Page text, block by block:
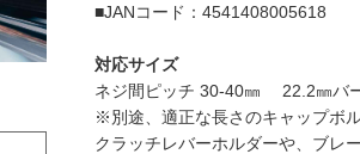
■JANコード：4541408005618
対応サイズ
ネジ間ピッチ 30-40㎜ 22.2㎜バ
※別途、適正な長さのキャップボ
クラッチレバーホルダーや、ブレ